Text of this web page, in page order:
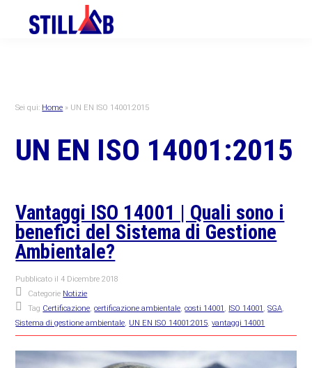
primary
primary
Sei qui: Home » UN EN ISO 14001:2015
UN EN ISO 14001:2015
Vantaggi ISO 14001 | Quali sono i
benefici del Sistema di Gestione
Ambientale?
Pubblicato il4 Dicembre 2018
Categorie Notizie
Tag Certificazione ,certificazione ambientale ,costi 14001 ISO 14001 ,SGA
Sistema di gestione ambientale UN EN ISO 14001:2015 ,vantaggi 14001